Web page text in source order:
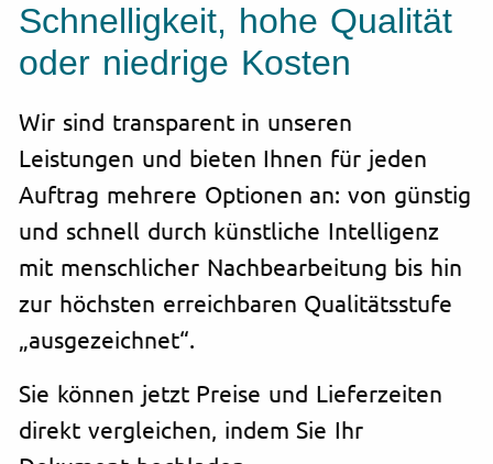
Schnelligkeit, hohe Qualität
oder niedrige Kosten
Wir sind transparent in unseren
Leistungen und bieten Ihnen für jeden
Auftrag mehrere Optionen an: von günstig
und schnell durch künstliche Intelligenz
mit menschlicher Nachbearbeitung bis hin
zur höchsten erreichbaren Qualitätsstufe
„ausgezeichnet“.
Sie können jetzt Preise und Lieferzeiten
direkt vergleichen, indem Sie Ihr